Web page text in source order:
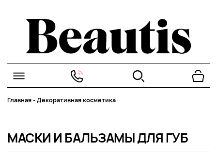
Главная-Декоративная косметика
МАСКИ И БАЛЬЗАМЫ ДЛЯ ГУБ